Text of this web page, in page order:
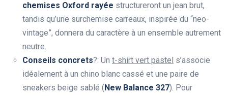
chemises Oxford rayée structureront un jean brut,
tandis qu’une surchemise carreaux, inspirée du “neo-
vintage”, donnera du caractère à un ensemble autrement
neutre.
Conseils concrets?: Un t-shirt vert pastel s’associe
idéalement à un chino blanc cassé et une paire de
sneakers beige sablé ( New Balance 327). Pour